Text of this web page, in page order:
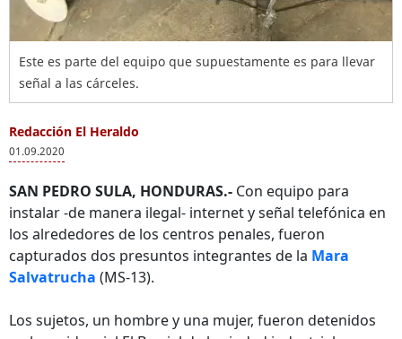
Este es parte del equipo que supuestamente es para llevar
señal a las cárceles.
Redacción El Heraldo
01.09.2020
SAN PEDRO SULA, HONDURAS.- Con equipo para
instalar -de manera ilegal- internet y señal telefónica en
los alrededores de los centros penales, fueron
capturados dos presuntos integrantes de la Mara
Salvatrucha (MS-13).
Los sujetos, un hombre y una mujer, fueron detenidos